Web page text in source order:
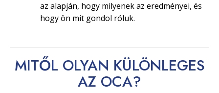
az alapján, hogy milyenek az eredményei, és
hogy ön mit gondol róluk.
MITŐL OLYAN KÜLÖNLEGES
AZ OCA?